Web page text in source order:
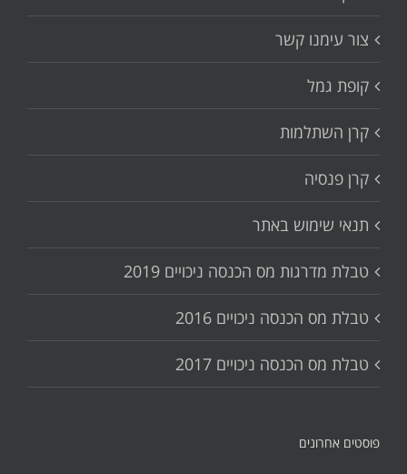
צור עימנו קשר
קופת גמל
קרן השתלמות
קרן פנסיה
תנאי שימוש באתר
טבלת מדרגות מס הכנסה ניכויים 2019
טבלת מס הכנסה ניכויים 2016
טבלת מס הכנסה ניכויים 2017
פוסטים אחרונים